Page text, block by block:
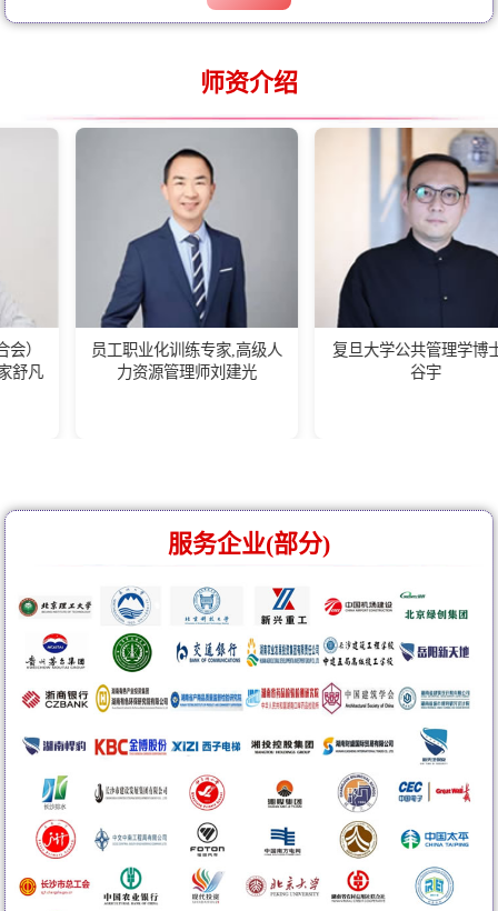
师资介绍
员工职业化训练专家,高级人
力资源管理师刘建光
复旦大学公共管理学博士后
服务企业(部分)